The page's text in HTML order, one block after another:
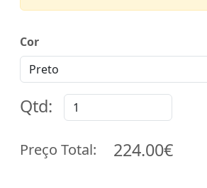
Cor
Qtd:
Preço Total: 224.00€